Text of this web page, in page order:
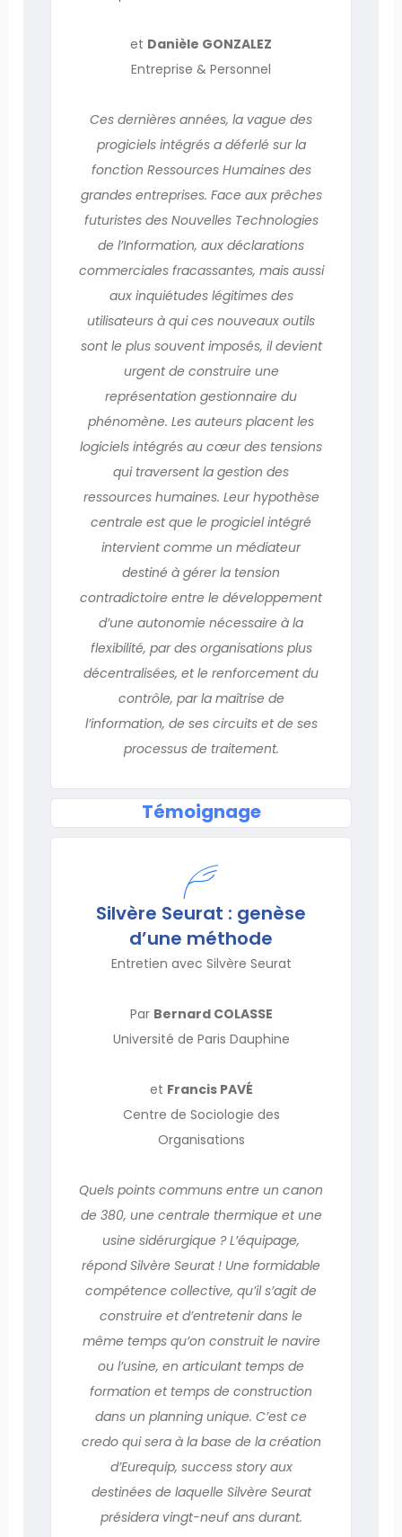
et Danièle GONZALEZ
Entreprise & Personnel
Ces dernières années, la vague des
progiciels intégrés a déferlé sur la
fonction Ressources Humaines des
grandes entreprises. Face aux prêches
futuristes des Nouvelles Technologies
de l’Information, aux déclarations
commerciales fracassantes, mais aussi
aux inquiétudes légitimes des
utilisateurs à qui ces nouveaux outils
sont le plus souvent imposés, il devient
urgent de construire une
représentation gestionnaire du
phénomène. Les auteurs placent les
logiciels intégrés au cœur des tensions
qui traversent la gestion des
ressources humaines. Leur hypothèse
centrale est que le progiciel intégré
intervient comme un médiateur
destiné à gérer la tension
contradictoire entre le développement
d’une autonomie nécessaire à la
flexibilité, par des organisations plus
décentralisées, et le renforcement du
contrôle, par la maîtrise de
l’information, de ses circuits et de ses
processus de traitement.
Témoignage
Silvère Seurat : genèse
d’une méthode
Entretien avec Silvère Seurat
Par Bernard COLASSE
Université de Paris Dauphine
et Francis PAVÉ
Centre de Sociologie des
Organisations
Quels points communs entre un canon
de 380, une centrale thermique et une
usine sidérurgique ? L’équipage,
répond Silvère Seurat ! Une formidable
compétence collective, qu’il s’agit de
construire et d’entretenir dans le
même temps qu’on construit le navire
ou l’usine, en articulant temps de
formation et temps de construction
dans un planning unique. C’est ce
credo qui sera à la base de la création
d’Eurequip, success story aux
destinées de laquelle Silvère Seurat
présidera vingt-neuf ans durant.